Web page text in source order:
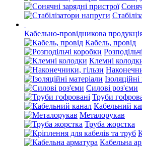
Кабельно-провідникова
Кабель, провід
Клемні
Силові роз'єми
Труби
Кабельний
Металорукав
Труба жорстка
Кабельна